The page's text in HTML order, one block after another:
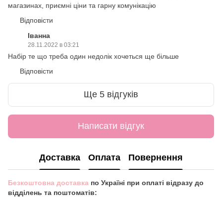
магазинах, приємні ціни та гарну комунікацію
Відповісти
Іванна
28.11.2022 в 03:21
Набір те що треба один недолік хочеться ще більше
Відповісти
Ще 5 відгуків
Написати відгук
Доставка Оплата Повернення
Безкоштовна доставка по Україні при оплаті відразу до
відділень та поштоматів: